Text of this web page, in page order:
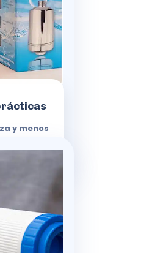
y menos
de personalización
e instalación
prefiltros, depósitos
para todas las
Filtros y prefiltros